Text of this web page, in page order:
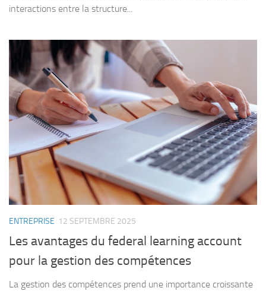
interactions entre la structure...
ENTREPRISE 12 SEPTEMBRE 2025
Les avantages du federal learning account
pour la gestion des compétences
La gestion des compétences prend une importance croissante